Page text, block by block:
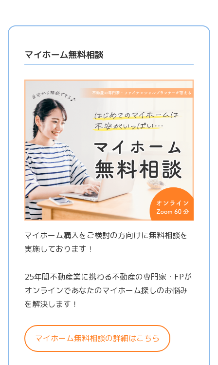
マイホーム無料相談
マイホーム購入をご検討の方向けに無料相談を
実施しております！
25年間不動産業に携わる不動産の専門家・FPが
オンラインであなたのマイホーム探しのお悩み
を解決します！
マイホーム無料相談の詳細はこちら